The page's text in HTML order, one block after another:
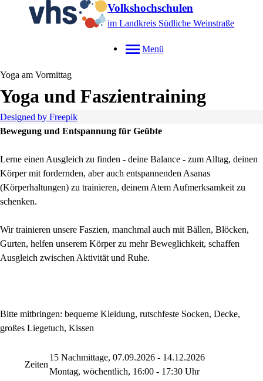
Volkshochschulen
im Landkreis Südliche Weinstraße
Menü
Yoga am Vormittag
Yoga und Faszientraining
Designed by Freepik
Bewegung und Entspannung für Geübte
Lerne einen Ausgleich zu finden - deine Balance - zum Alltag, deinen
Körper mit fordernden, aber auch entspannenden Asanas
(Körperhaltungen) zu trainieren, deinem Atem Aufmerksamkeit zu
schenken.
Wir trainieren unsere Faszien, manchmal auch mit Bällen, Blöcken,
Gurten, helfen unserem Körper zu mehr Beweglichkeit, schaffen
Ausgleich zwischen Aktivität und Ruhe.
Bitte mitbringen: bequeme Kleidung, rutschfeste Socken, Decke,
großes Liegetuch, Kissen
Zeiten
15 Nachmittage, 07.09.2026 - 14.12.2026
Montag, wöchentlich, 16:00 - 17:30 Uhr